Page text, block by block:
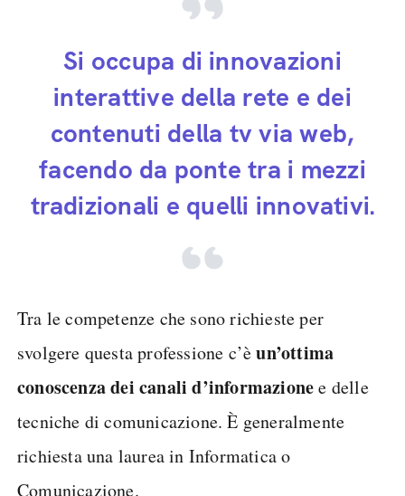
Si occupa di innovazioni
interattive della rete e dei
contenuti della tv via web,
facendo da ponte tra i mezzi
tradizionali e quelli innovativi.
Tra le competenze che sono richieste per
svolgere questa professione c’èun’ottima
conoscenza dei canali d’informazionee delle
tecniche di comunicazione. È generalmente
richiesta una laurea in Informatica o
Comunicazione.